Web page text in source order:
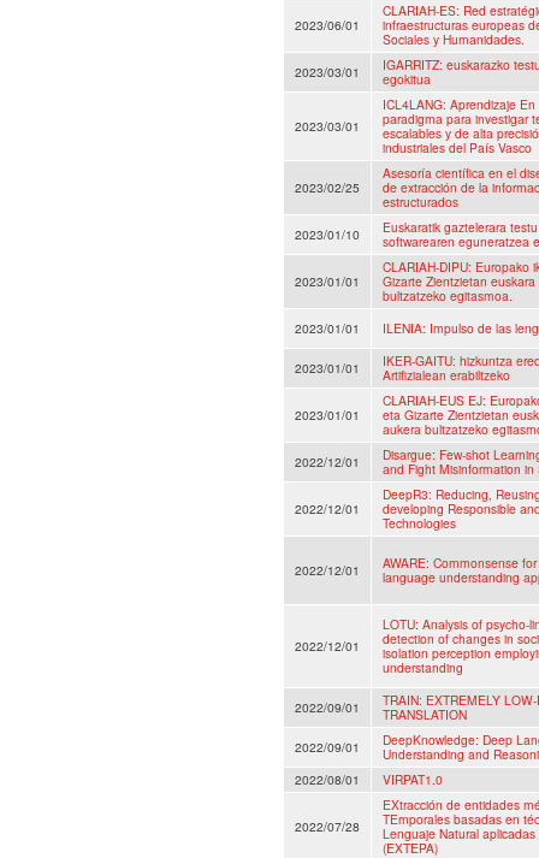
2023/06/01
CLARIAH-ES: Red
infraestructuras europeas
Sociales y Humanidades.
2023/03/01
IGARRITZ: euskarazko
egokitua
2023/03/01
ICL4LANG: Aprendizaje
paradigma para investigar
escalables y de alta
industriales del País Vasco
2023/02/25
Asesoría científica en el
de extracción de la
estructurados
2023/01/10
Euskaratik gaztelerara
softwarearen eguneratzea
2023/01/01
CLARIAH-DIPU: Europako
Gizarte Zientzietan
bultzatzeko egitasmoa.
2023/01/01
ILENIA: Impulso de las
2023/01/01
IKER-GAITU: hizkuntza
Artifizialean erabiltzeko
2023/01/01
CLARIAH-EUS EJ:
eta Gizarte Zientzietan
aukera bultzatzeko
2022/12/01
Disargue: Few-shot
and Fight Misinformation in
2022/12/01
DeepR3: Reducing,
developing Responsible
Technologies
2022/12/01
AWARE: Commonsense
language understanding
2022/12/01
LOTU: Analysis of psycho-
detection of changes in
isolation perception
understanding
2022/09/01
TRAIN: EXTREMELY
TRANSLATION
2022/09/01
DeepKnowledge: Deep
Understanding and
2022/08/01
VIRPAT1.0
2022/07/28
EXtracción de entidades
TEmporales basadas en
Lenguaje Natural
(EXTEPA)